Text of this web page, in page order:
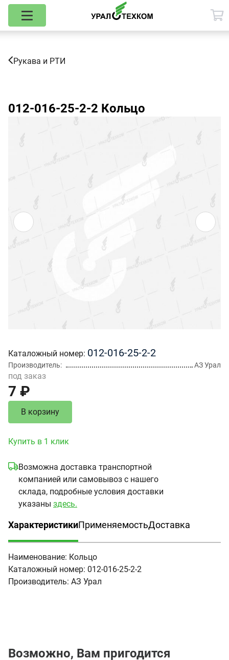
Рукава и РТИ
012-016-25-2-2 Кольцо
Каталожный номер 012-016-25-2-2
Производитель АЗ Урал
под заказ
7 ₽
В корзину
Купить в 1 клик
Возможна доставка транспортной
компанией или самовывоз с нашего
склада, подробные условия доставки
указаны здесь.
Характеристики
(активная вкладка)
ПрименяемостьДоставка
Наименование: Кольцо
Каталожный номер: 012-016-25-2-2
Производитель: АЗ Урал
Возможно, Вам пригодится